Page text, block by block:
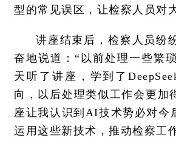
型的常见误区，让检察人员对
讲座结束后，检察人员纷
奋地说道：“以前处理一些繁
天听了讲座，学到了
向，以后处理类似工作会更加
座让我认识到AI技术势必对今
运用这些新技术，推动检察工